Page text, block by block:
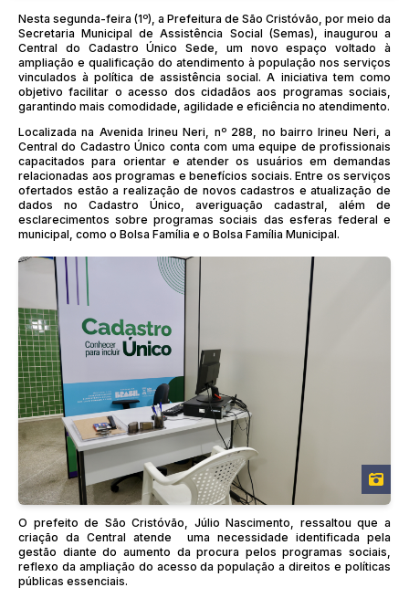
Nesta segunda-feira (1º), a Prefeitura de São Cristóvão, por meio da
Secretaria Municipal de Assistência Social (Semas), inaugurou a
Central do Cadastro Único Sede, um novo espaço voltado à
ampliação e qualificação do atendimento à população nos serviços
vinculados à política de assistência social. A iniciativa tem como
objetivo facilitar o acesso dos cidadãos aos programas sociais,
garantindo mais comodidade, agilidade e eficiência no atendimento.
Localizada na Avenida Irineu Neri, nº 288, no bairro Irineu Neri, a
Central do Cadastro Único conta com uma equipe de profissionais
capacitados para orientar e atender os usuários em demandas
relacionadas aos programas e benefícios sociais. Entre os serviços
ofertados estão a realização de novos cadastros e atualização de
dados no Cadastro Único, averiguação cadastral, além de
esclarecimentos sobre programas sociais das esferas federal e
municipal, como o Bolsa Família e o Bolsa Família Municipal.
O prefeito de São Cristóvão, Júlio Nascimento, ressaltou que a
criação da Central atende uma necessidade identificada pela
gestão diante do aumento da procura pelos programas sociais,
reflexo da ampliação do acesso da população a direitos e políticas
públicas essenciais.